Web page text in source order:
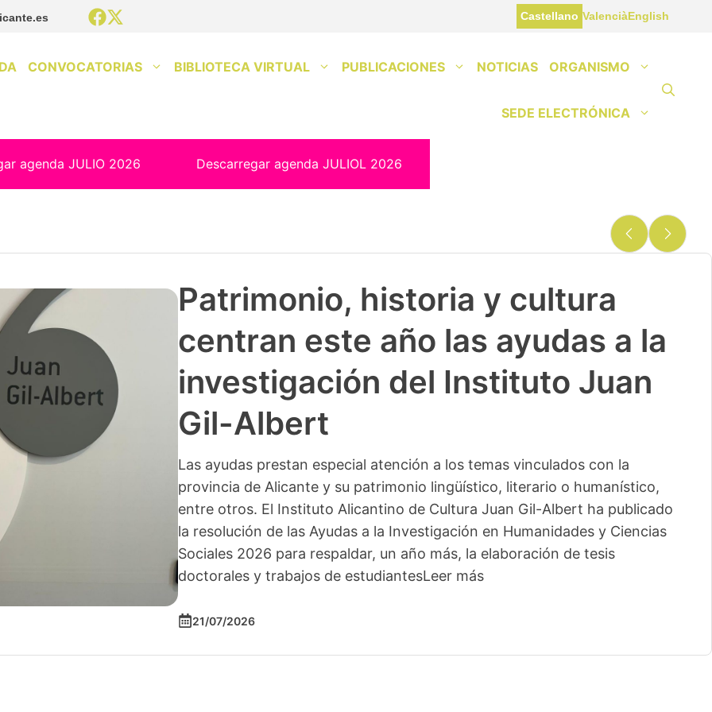
Castellano ValenciàEnglish
CONVOCATORIAS BIBLIOTECA VIRTUAL PUBLICACIONES NOTICIAS ORGANISMO
SEDE ELECTRÓNICA
agenda JULIO 2026 Descarregar agenda JULIOL 2026
Patrimonio, historia y cultura
centran este año las ayudas a la
investigación del Instituto Juan
Gil-Albert
Las ayudas prestan especial atención a los temas vinculados con la
provincia de Alicante y su patrimonio lingüístico, literario o humanístico,
entre otros. El Instituto Alicantino de Cultura Juan Gil-Albert ha publicado
la resolución de las Ayudas a la Investigación en Humanidades y Ciencias
Sociales 2026 para respaldar, un año más, la elaboración de tesis
doctorales y trabajos de estudiantesLeer más
21/07/2026